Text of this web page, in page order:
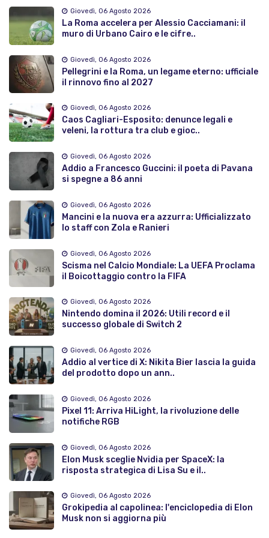
Giovedì, 06 Agosto 2026
La Roma accelera per Alessio Cacciamani: il
muro di Urbano Cairo e le cifre..
Giovedì, 06 Agosto 2026
Pellegrini e la Roma, un legame eterno: ufficiale
il rinnovo fino al 2027
Giovedì, 06 Agosto 2026
Caos Cagliari-Esposito: denunce legali e
veleni, la rottura tra club e gioc..
Giovedì, 06 Agosto 2026
Addio a Francesco Guccini: il poeta di Pavana
si spegne a 86 anni
Giovedì, 06 Agosto 2026
Mancini e la nuova era azzurra: Ufficializzato
lo staff con Zola e Ranieri
Giovedì, 06 Agosto 2026
Scisma nel Calcio Mondiale: La UEFA Proclama
il Boicottaggio contro la FIFA
Giovedì, 06 Agosto 2026
Nintendo domina il 2026: Utili record e il
successo globale di Switch 2
Giovedì, 06 Agosto 2026
Addio al vertice di X: Nikita Bier lascia la guida
del prodotto dopo un ann..
Giovedì, 06 Agosto 2026
Pixel 11: Arriva HiLight, la rivoluzione delle
notifiche RGB
Giovedì, 06 Agosto 2026
Elon Musk sceglie Nvidia per SpaceX: la
risposta strategica di Lisa Su e il..
Giovedì, 06 Agosto 2026
Grokipedia al capolinea: l'enciclopedia di Elon
Musk non si aggiorna più